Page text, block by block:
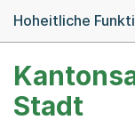
Hoheitliche
Stadt